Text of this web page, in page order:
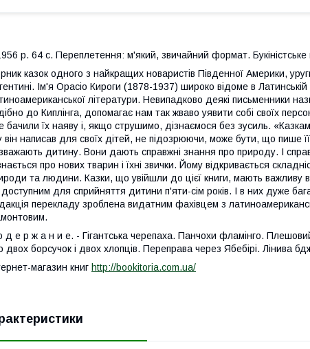
р. 64 с. Переплетення: м'який, звичайний формат. Букіністське
казок одного з найкращих новаристів Південної Америки,
Ім'я Орасіо Кироги (1878-1937) широко відоме в
літератури. Невипадково деякі письменники
до Киплінга, допомагає нам так жваво уявити собі своїх
бачили їх наяву і, якщо струшимо, дізнаємося без зусиль.
він написав для своїх дітей, не підозрюючи, може бути, що пише
дитину. Вони дають справжні знання про природу. І
про нових тварин і їхні звички. Йому відкривається
та людини. Казки, що увійшли до цієї книги, мають важливу
для сприйняття дитини п'яти-сім років. І в них дуже
перекладу зроблена видатним фахівцем з
д е р ж а н и е. - Гігантська черепаха. Панчохи фламінго.
двох борсучок і двох хлопців. Переправа через Ябебірі. Лінива
магазин книг http://bookitoria.com.ua/